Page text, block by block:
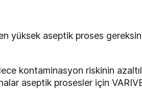
yüksek aseptik proses
kontaminasyon riskinin
aseptik prosesler için